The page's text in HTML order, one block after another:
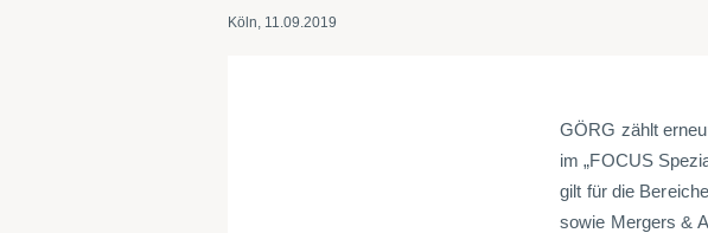
Köln, 11.09.2019
GÖRG zählt
im „FOCUS
gilt für die
sowie Mergers &